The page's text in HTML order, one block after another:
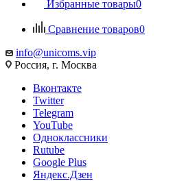
Избранные товары0
Сравнение товаров0
info@unicoms.vip
Россия, г. Москва
Вконтакте
Twitter
Telegram
YouTube
Одноклассники
Rutube
Google Plus
Яндекс.Дзен